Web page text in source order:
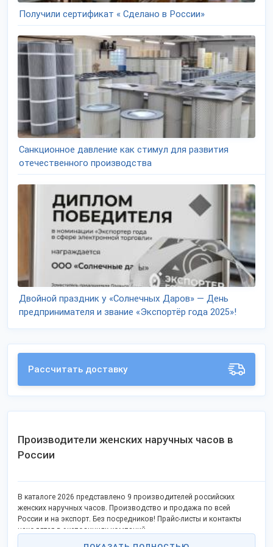
Получили сертификат « Сделано в России»
Санкционное давление как стимул для развития
отечественного производства
Двойной праздник у «Солнечных Даров» — День
предпринимателя и звание «Экспортёр года 2025»!
Рассчитать доставку
Производители женских наручных часов в
России
В каталоге 2026 представлено 9 производителей российских
женских наручных часов. Производство и продажа по всей
России и на экспорт. Без посредников! Прайс-листы и контакты
находятся в экспозициях компаний.